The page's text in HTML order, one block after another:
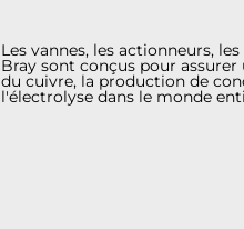
Les vannes, les actionneurs,
Bray sont conçus pour
du cuivre, la production de
l'électrolyse dans le monde